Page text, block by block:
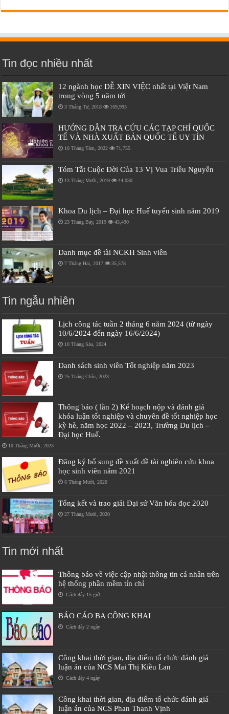
Tin đọc nhiều nhất
12 ngành học DỄ XIN VIỆC nhất tại Việt Nam
trong vòng 5 năm tới
3 Tháng Tư, 2018 169,993
HƯỚNG DẪN TRA CỨU CÁC TẠP CHÍ QUỐC
TẾ VÀ NHÀ XUẤT BẢN QUỐC TẾ UY TÍN
10 Tháng Tám, 2022 71,755
Tóm Tắt Cuộc Đời Của 13 Vị Vua Triều Nguyễn
13 Tháng Mười, 2019 44,030
Khoa Du lịch – Đại học Huế tuyển sinh năm 2019
23 Tháng Bảy, 2019 43,490
Danh mục đề tài NCKH Sinh viên
7 Tháng Hai, 2017 35,578
Tin ngẫu nhiên
Lịch công tác tuần 2 tháng 6 năm 2024 (từ ngày
10/6/2024 đến ngày 16/6/2024)
10 Tháng Sáu, 2024
Danh sách sinh viên Tốt nghiệp năm 2023
25 Tháng Chín, 2023
Thông báo ( lần 2) Kế hoạch nộp và đánh giá
khóa luận tốt nghiệp và chuyên đề tốt nghiệp học
kỳ hè, năm học 2022 – 2023, Trường Du lịch –
Đại học Huế.
10 Tháng Mười, 2023
Đăng ký bổ sung đề xuất đề tài nghiên cứu khoa
học sinh viên năm 2021
6 Tháng Mười, 2020
Tổng kết và trao giải Đại sứ Văn hóa đọc 2020
27 Tháng Mười, 2020
Tin mới nhất
Thông báo về việc cập nhật thông tin cá nhân trên
hệ thống phần mềm tín chỉ
Cách đây 15 giờ
BÁO CÁO BA CÔNG KHAI
Cách đây 2 ngày
Công khai thời gian, địa điểm tổ chức đánh giá
luận án của NCS Mai Thị Kiều Lan
Cách đây 4 ngày
Công khai thời gian, địa điểm tổ chức đánh giá
luận án của NCS Phan Thanh Vịnh